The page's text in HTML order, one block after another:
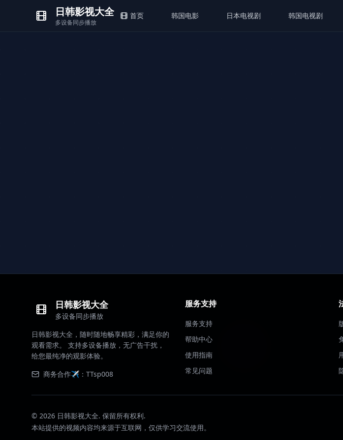
日韩影视大全
多设备同步播放
首页 韩国电影 日本电视剧 韩国电视剧
日韩影视大全
多设备同步播放
日韩影视大全，随时随地畅享精彩，满足你的
观看需求。 支持多设备播放，无广告干扰，
给您最纯净的观影体验。
商务合作✈️：TTsp008
服务支持
服务支持
帮助中心
使用指南
常见问题
© 2026 日韩影视大全. 保留所有权利.
本站提供的视频内容均来源于互联网，仅供学习交流使用。